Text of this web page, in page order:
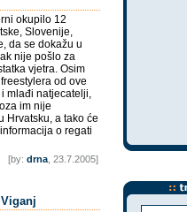
okupilo 12
Slovenije,
da se dokažu u
nije pošlo za
vjetra. Osim
od ove
mlađi natjecatelji,
im nije
Hrvatsku, a tako će
o regati
[by: drna, 23.7.2005]